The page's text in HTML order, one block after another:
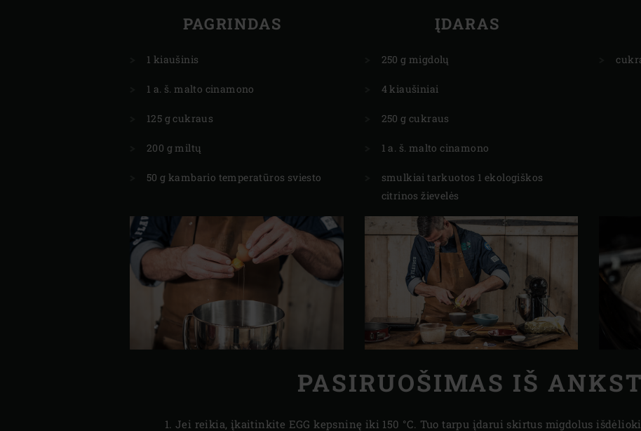
PAGRINDAS
1 kiaušinis
1 a. š. malto cinamono
125 g cukraus
200 g miltų
50 g kambario temperatūros sviesto
ĮDARAS
250 g migdolų
4 kiaušiniai
250 g cukraus
1 a. š. malto cinamono
smulkiai tarkuotos 1 ekologiškos
citrinos žievelės
PASIRUOŠIMAS IŠ
Jei reikia, įkaitinkite EGG kepsninę iki 150 °C. Tuo tarpu įdarui skirtus migdolus